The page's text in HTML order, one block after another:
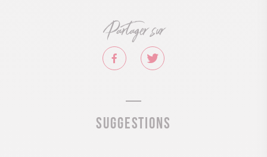
Partager sur
Suggestions